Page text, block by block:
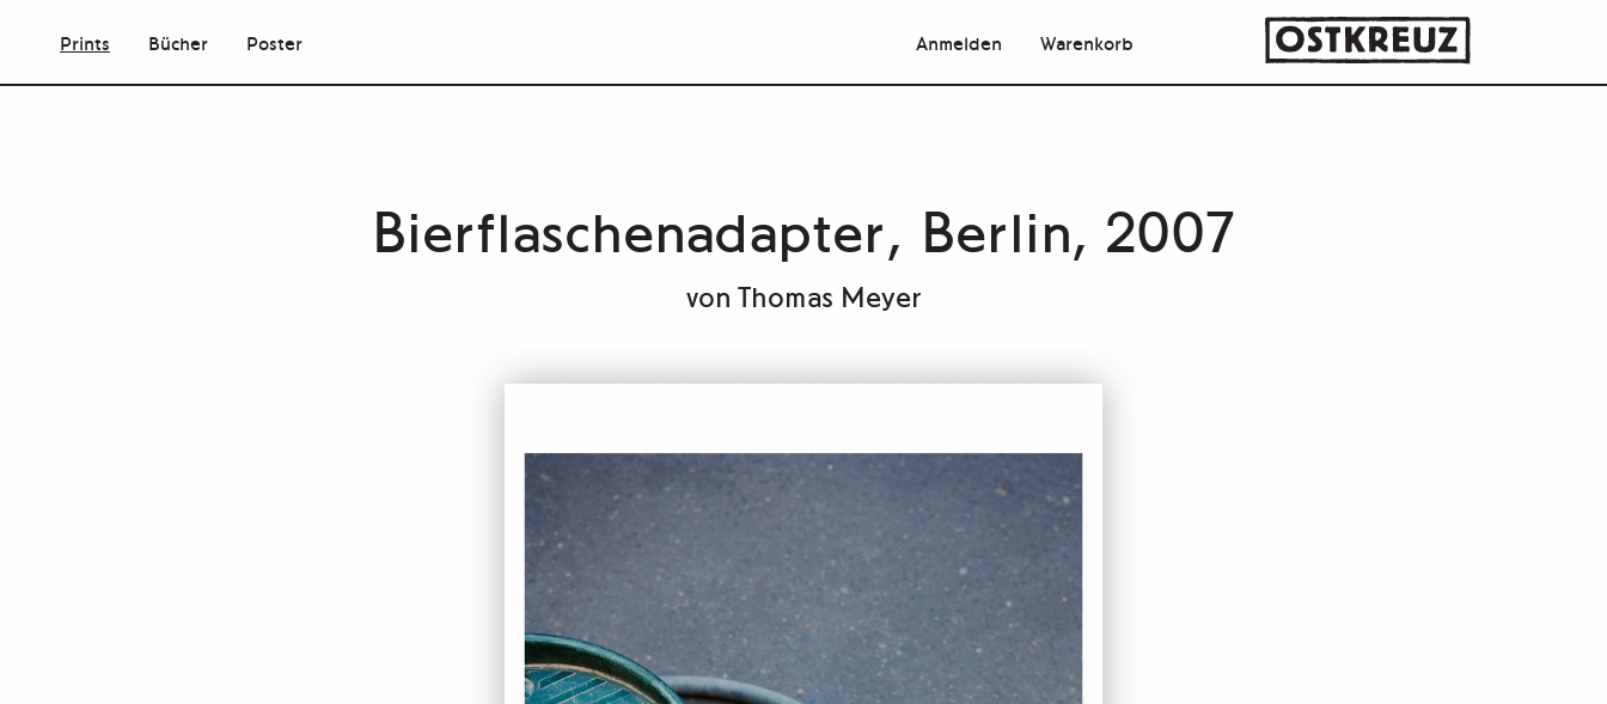
Prints Bücher Poster Anmelden Warenkorb
Bierflaschenadapter, Berlin, 2007
von Thomas Meyer